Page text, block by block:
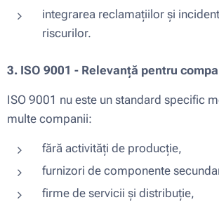
integrarea reclamațiilor și
riscurilor.
3. ISO 9001 - Relevanță pentru
ISO 9001 nu este un standard specific
multe companii:
fără activități de producție,
furnizori de componente
firme de servicii și distribuție,